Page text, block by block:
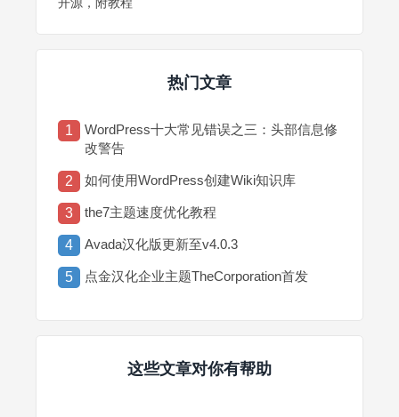
开源，附教程
热门文章
1
WordPress十大常见错误之三：头部信息修
改警告
2 如何使用WordPress创建Wiki知识库
3 the7主题速度优化教程
4 Avada汉化版更新至v4.0.3
5 点金汉化企业主题TheCorporation首发
这些文章对你有帮助